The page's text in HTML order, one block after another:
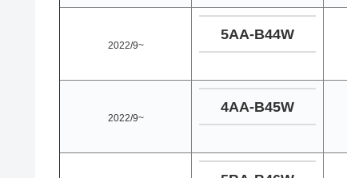
2022/9~
5AA-B44W
2022/9~
4AA-B45W